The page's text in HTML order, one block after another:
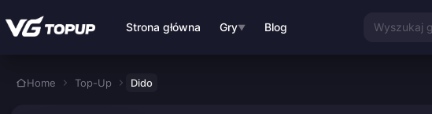
Strona główna Gry▼ Blog Wyszukaj
Home Top-Up Dido